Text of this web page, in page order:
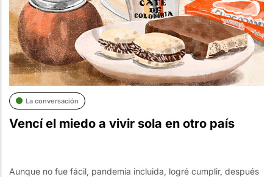
La conversación
Vencí el miedo a vivir sola en otro país
Aunque no fue fácil, pandemia incluida, logré cumplir, después